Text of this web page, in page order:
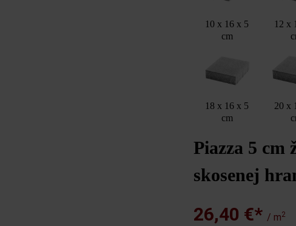
10 x 16 x 5
cm
12 x
18 x 16 x 5
cm
20 x
Piazza 5 cm
skosenej
26,40 €* / m2